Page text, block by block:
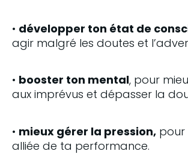
• développer ton état de
agir malgré les doutes et
• booster ton mental, pour
aux imprévus et dépasser la
• mieux gérer la pression, pour
alliée de ta performance.